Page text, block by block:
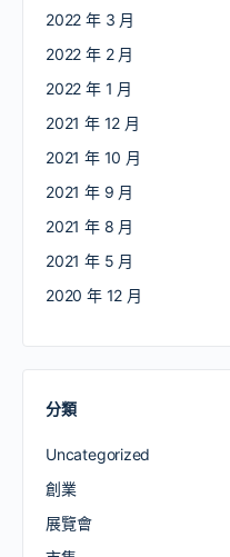
2022 年 3 月
2022 年 2 月
2022 年 1 月
2021 年 12 月
2021 年 10 月
2021 年 9 月
2021 年 8 月
2021 年 5 月
2020 年 12 月
分類
Uncategorized
創業
展覽會